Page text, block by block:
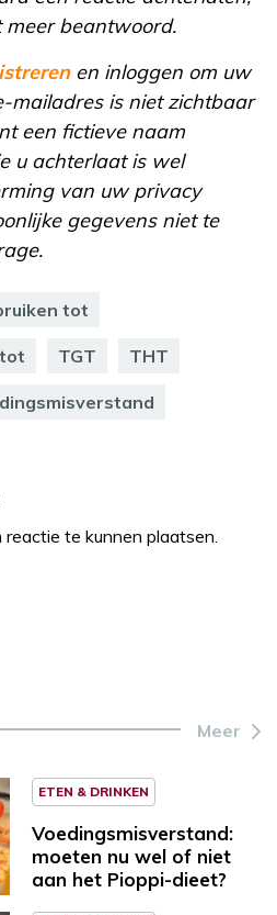
beantwoord.
en inloggen om uw
mailadres is niet zichtbaar
een fictieve naam
u achterlaat is wel
van uw privacy
gegevens niet te
tot
TGT THT
reactie te kunnen plaatsen.
Meer
ETEN & DRINKEN
Voedingsmisverstand:
moeten nu wel of niet
aan het Pioppi-dieet?